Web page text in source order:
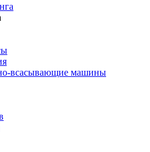
всасывающие машины